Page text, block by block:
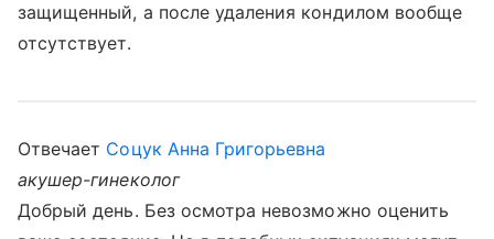
защищенный, а после удаления кондилом вообще
отсутствует.
Отвечает Соцук Анна Григорьевна
акушер-гинеколог
Добрый день. Без осмотра невозможно оценить